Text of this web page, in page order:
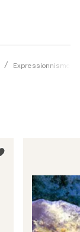
Expressionnisme